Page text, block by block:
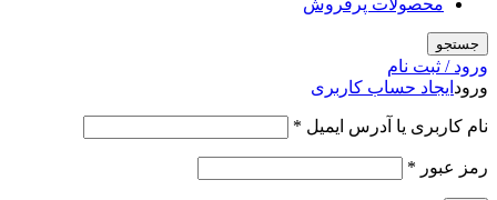
محصولات پرفروش
جستجو
ورود / ثبت نام
ورود ایجاد حساب کاربری
نام کاربری یا آدرس ایمیل *
رمز عبور *